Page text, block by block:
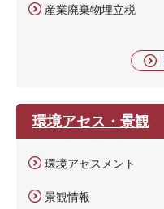
産業廃棄物埋立税
環境アセス・景観
環境アセスメント
景観情報